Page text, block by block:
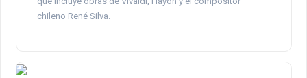
chileno René Silva.